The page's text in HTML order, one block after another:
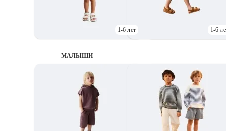
1-6 лет 1-6
МАЛЫШИ